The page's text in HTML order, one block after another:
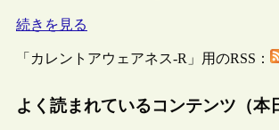
続きを見る
「カレントアウェアネス-R」用のRSS：
よく読まれているコンテンツ（本